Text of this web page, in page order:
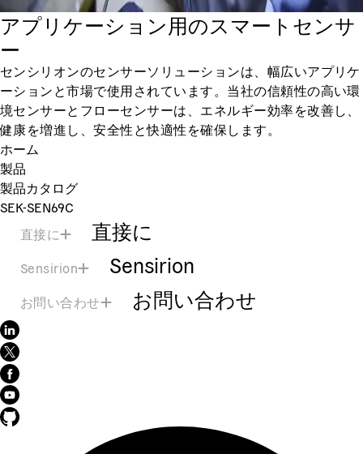
アプリケーション用のスマートセンサ
ー
センシリオンのセンサーソリューションは、幅広いアプリケ
ーションと市場で使用されています。当社の信頼性の高い環
境センサーとフローセンサーは、エネルギー効率を改善し、
健康を増進し、安全性と快適性を確保します。
ホーム
製品
製品カタログ
SEK-SEN69C
直接に
直接に
Sensirion Sensirion
お問い合わせ お問い合わせ